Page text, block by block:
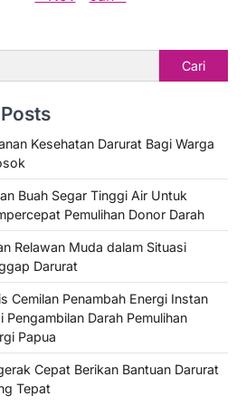
Cari
Kesehatan Darurat Bagi Warga
Buah Segar Tinggi Air Untuk
Pemulihan Donor Darah
Relawan Muda dalam Situasi
Darurat
Cemilan Penambah Energi Instan
Pengambilan Darah Pemulihan
Papua
Cepat Berikan Bantuan Darurat
Tepat